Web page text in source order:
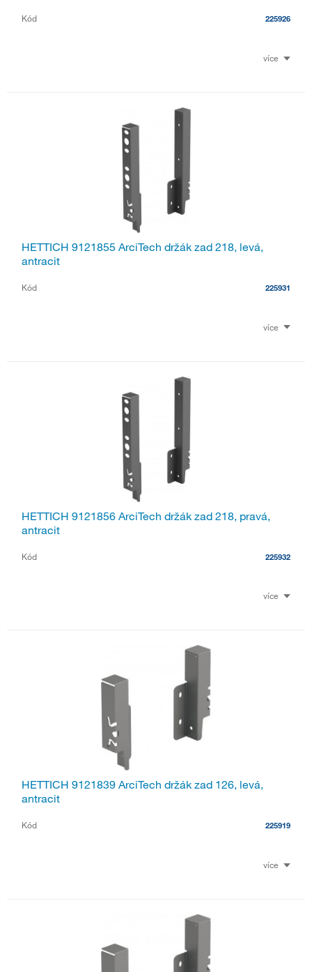
Kód 225926
více
HETTICH 9121855 ArciTech držák zad 218, levá,
antracit
Kód 225931
více
HETTICH 9121856 ArciTech držák zad 218, pravá,
antracit
Kód 225932
více
HETTICH 9121839 ArciTech držák zad 126, levá,
antracit
Kód 225919
více